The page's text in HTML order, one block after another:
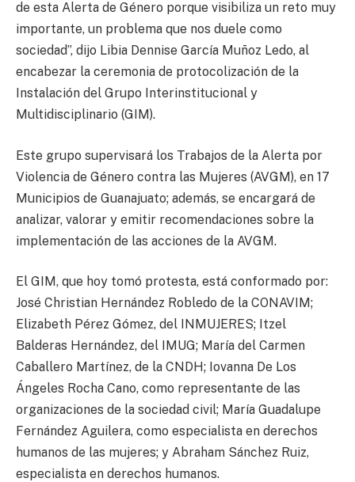
de esta Alerta de Género porque visibiliza un reto muy
importante, un problema que nos duele como
sociedad”, dijo Libia Dennise García Muñoz Ledo, al
encabezar la ceremonia de protocolización de la
Instalación del Grupo Interinstitucional y
Multidisciplinario (GIM).
Este grupo supervisará los Trabajos de la Alerta por
Violencia de Género contra las Mujeres (AVGM), en 17
Municipios de Guanajuato; además, se encargará de
analizar, valorar y emitir recomendaciones sobre la
implementación de las acciones de la AVGM.
El GIM, que hoy tomó protesta, está conformado por:
José Christian Hernández Robledo de la CONAVIM;
Elizabeth Pérez Gómez, del INMUJERES; Itzel
Balderas Hernández, del IMUG; María del Carmen
Caballero Martínez, de la CNDH; Iovanna De Los
Ángeles Rocha Cano, como representante de las
organizaciones de la sociedad civil; María Guadalupe
Fernández Aguilera, como especialista en derechos
humanos de las mujeres; y Abraham Sánchez Ruiz,
especialista en derechos humanos.